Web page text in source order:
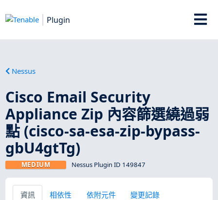
Plugin
Nessus
Cisco Email Security
Appliance Zip 內容篩選繞過弱
點 (cisco-sa-esa-zip-bypass-
gbU4gtTg)
MEDIUM Nessus Plugin ID 149847
資訊 相依性 依附元件 變更記錄